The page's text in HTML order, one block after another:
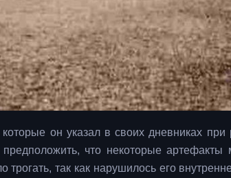
он указал в своих дневниках при
что некоторые артефакты
так как нарушилось его